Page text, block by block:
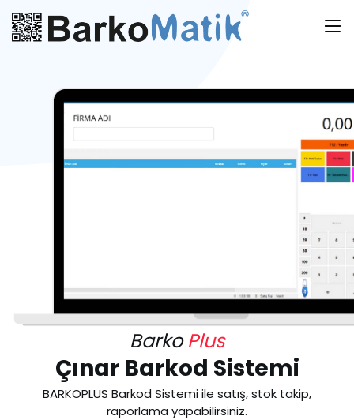
BarkoPlus
Çınar Barkod Sistemi
BARKOPLUS Barkod Sistemi ile satış, stok takip,
raporlama yapabilirsiniz.